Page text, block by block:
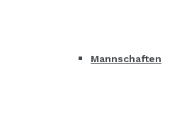
Mannschaften